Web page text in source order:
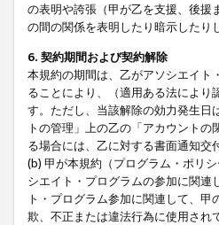
の表明や誇張（甲が乙を支援、後援
の間の関係を表明したり暗示したり
6. 契約期間および契約解除
本規約の期間は、乙がアソシエイト
ることにより、（適用ある法によ
す。ただし、当該解除の効力発生日
トの管理」上の乙の「アカウント
る場合には、乙に対する書面通知交
(b) 甲が本規約（プログラム・ポリ
シエイト・プログラムの参加に関連
ト・プログラム参加に関連して、
欺、不正または違法行為に使用され